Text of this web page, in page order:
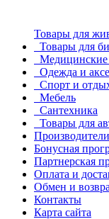
Товары для
Товары для
Медицинские
Одежда и
Спорт и
Мебель
Сантехника
Товары для
Производители
Бонусная
Партнерская
Оплата и
Обмен и
Контакты
Карта сайта